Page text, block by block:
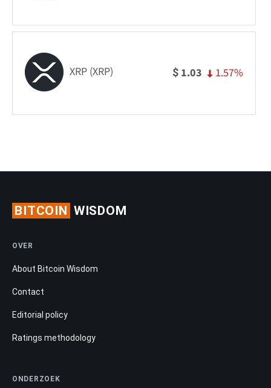
XRP (XRP) $ 1.03 1.57%
BITCOIN WISDOM
OVER
About Bitcoin Wisdom
Contact
Editorial policy
Ratings methodology
ONDERZOEK